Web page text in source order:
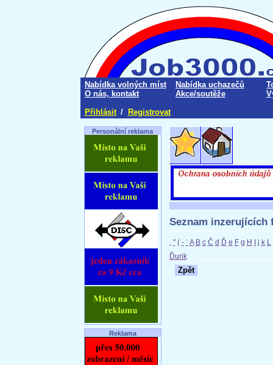
Nabídka volných míst Nabídka uchazečů
O nás, kontakt
Akce/soutěže
Přihlásit / Registrovat
Personální reklama
Reklama
Seznam inzerujících
" ( - ¨A B c Č d Ď e F g H j k
Ďurik
Zpět